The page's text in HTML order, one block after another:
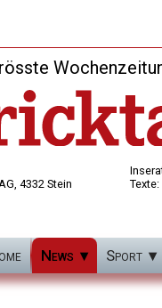
4332 Stein
Texte:
News Sport